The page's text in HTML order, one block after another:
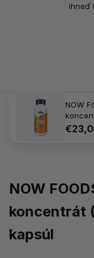
ihneď
NOW
90
NOW
koncentrát
kapsúl